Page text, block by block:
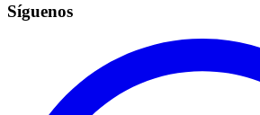
Síguenos